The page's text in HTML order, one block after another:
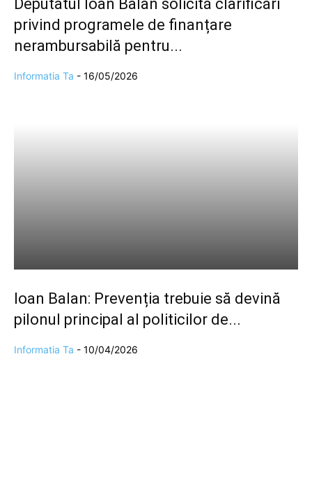
Deputatul Ioan Balan solicită clarificări
privind programele de finanțare
nerambursabilă pentru...
Informatia Ta - 16/05/2026
Ioan Balan: Prevenția trebuie să devină
pilonul principal al politicilor de...
Informatia Ta - 10/04/2026